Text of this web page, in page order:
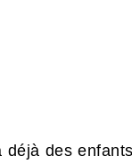
des